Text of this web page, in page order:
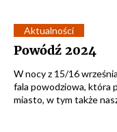
Aktualności
Powódź 2024
W nocy z 15/16
fala powodziowa, która
miasto, w tym także